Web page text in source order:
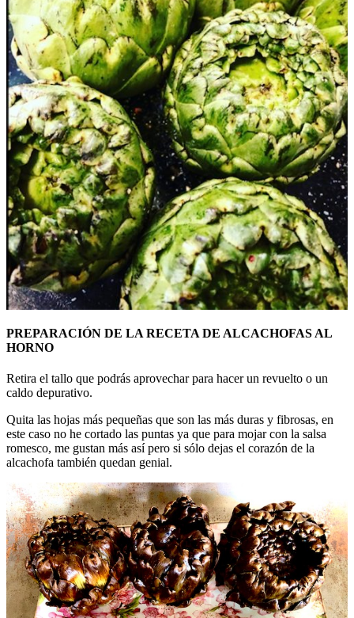
PREPARACIÓN DE LA RECETA DE ALCACHOFAS AL
HORNO
Retira el tallo que podrás aprovechar para hacer un revuelto o un
caldo depurativo.
Quita las hojas más pequeñas que son las más duras y fibrosas, en
este caso no he cortado las puntas ya que para mojar con la salsa
romesco, me gustan más así pero si sólo dejas el corazón de la
alcachofa también quedan genial.